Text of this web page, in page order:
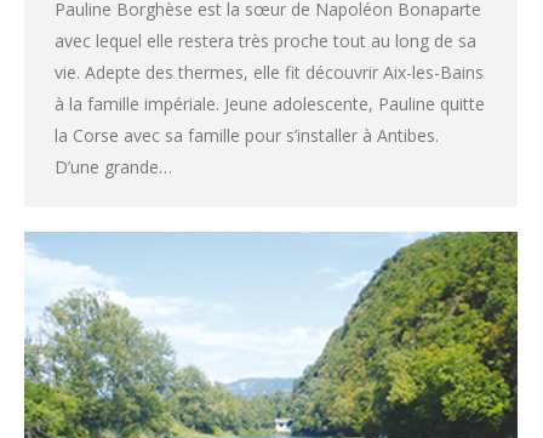
Pauline Borghèse est la sœur de Napoléon Bonaparte
avec lequel elle restera très proche tout au long de sa
vie. Adepte des thermes, elle fit découvrir Aix-les-Bains
à la famille impériale. Jeune adolescente, Pauline quitte
la Corse avec sa famille pour s’installer à Antibes.
D’une grande…